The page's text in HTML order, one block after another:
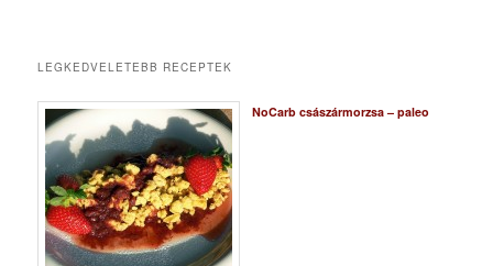
LEGKEDVELETEBB RECEPTEK
NoCarb császármorzsa – paleo